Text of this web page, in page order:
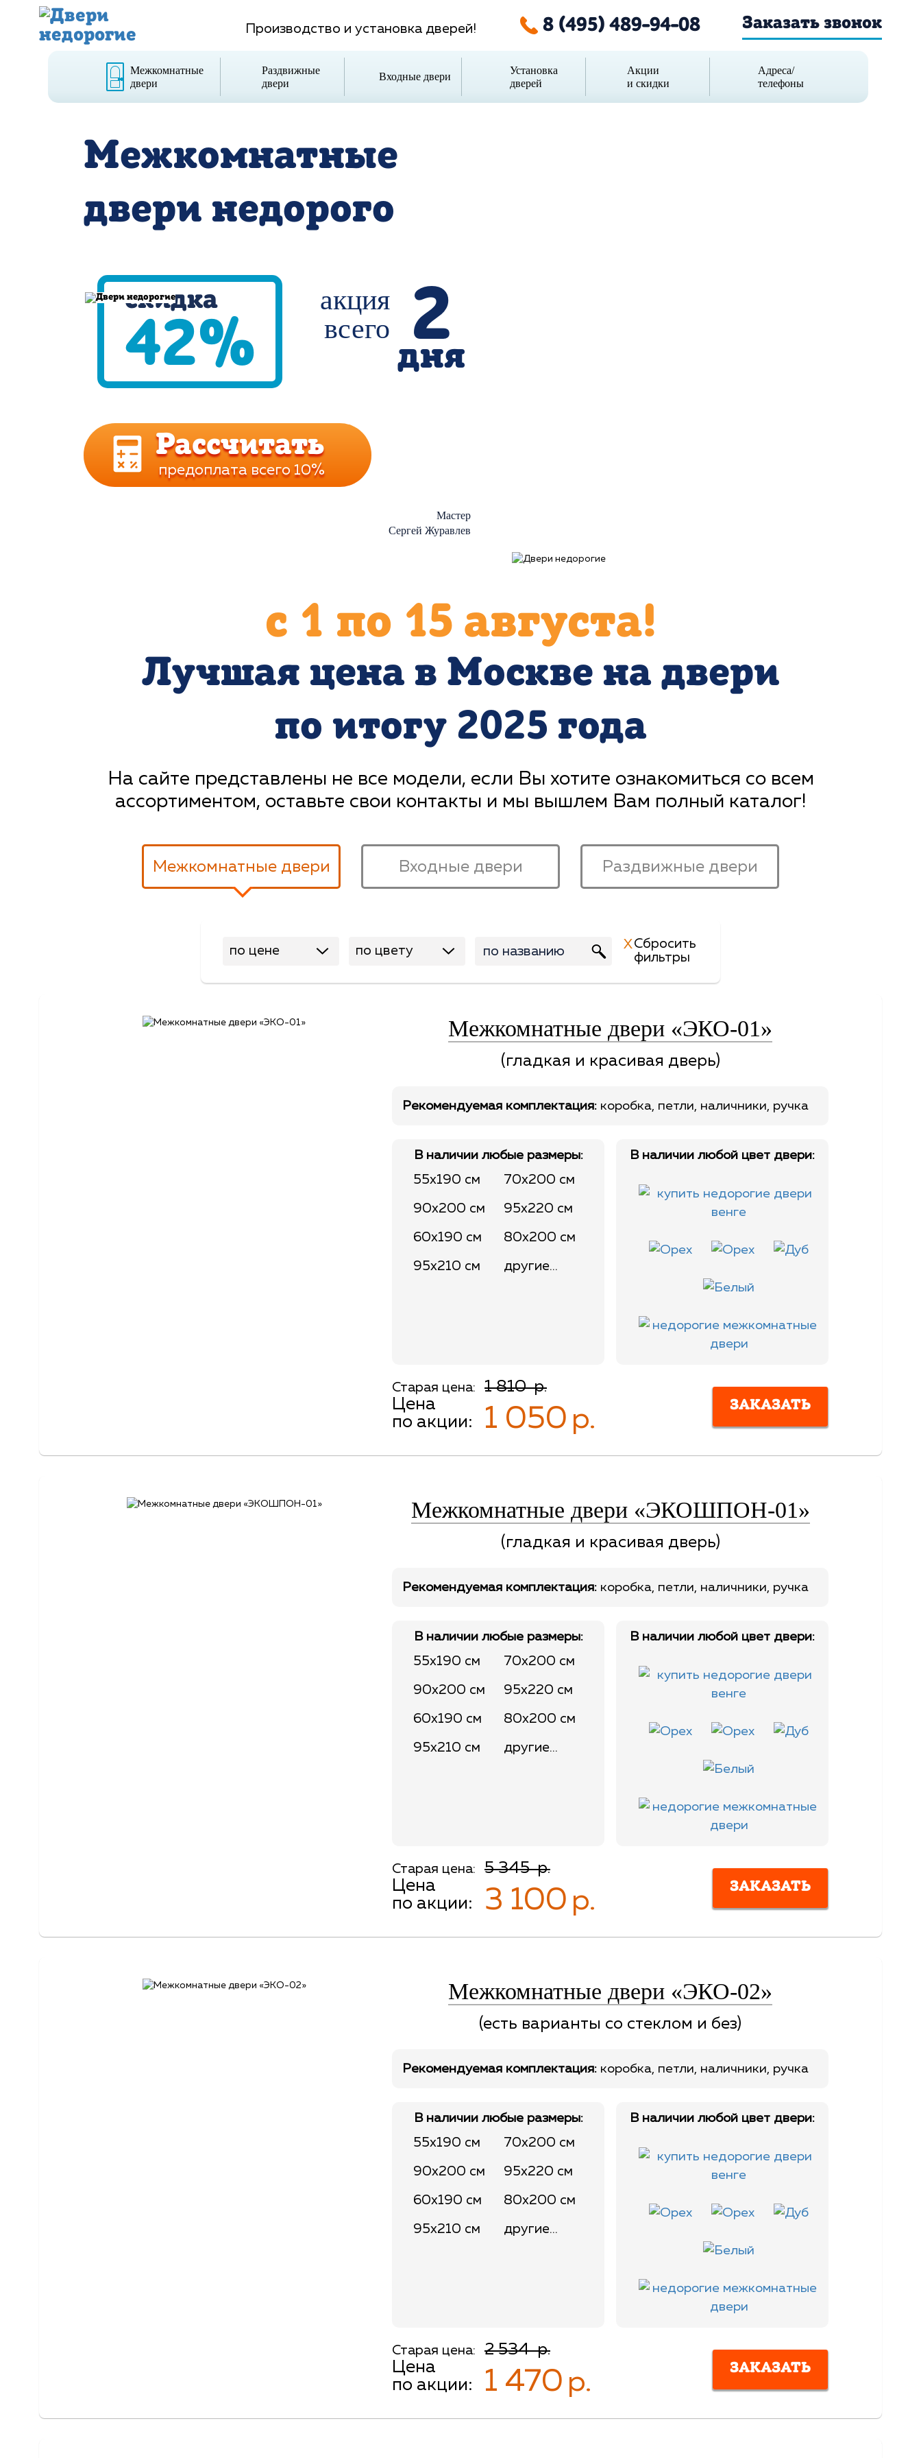
Производство и установка дверей! 8 (495) 489-94-08 Заказать звонок
Межкомнатные
двери
Раздвижные
двери
Входные двери
Установка
дверей
Акции
и скидки
Адреса/
телефоны
Межкомнатные
двери недорого
cкидка
42%
акция
всего
2
дня
Рассчитать
предоплата всего 10%
Мастер
Сергей Журавлев
c 1 по 15 августа!
Лучшая цена в Москве на двери
по итогу 2025 года
На сайте представлены не все модели, если Вы хотите ознакомиться со всем
ассортиментом, оставьте свои контакты и мы вышлем Вам полный каталог!
Межкомнатные двери Входные двери Раздвижные двери
по цене по цвету
Сбросить
фильтры
Межкомнатные двери «ЭКО-01»
(гладкая и красивая дверь)
Рекомендуемая комплектация: коробка, петли, наличники, ручка
В наличии любые размеры:
55x190 см 70x200 см
90x200 см 95x220 см
60x190 см 80x200 см
95x210 см другие...
В наличии любой цвет двери:
Старая цена: 1 810 р.
Цена
по акции:
1 050 р. ЗАКАЗАТЬ
Межкомнатные двери «ЭКОШПОН-01»
(гладкая и красивая дверь)
Рекомендуемая комплектация: коробка, петли, наличники, ручка
В наличии любые размеры:
55x190 см 70x200 см
90x200 см 95x220 см
60x190 см 80x200 см
95x210 см другие...
В наличии любой цвет двери:
Старая цена: 5 345 р.
Цена
по акции:
3 100 р. ЗАКАЗАТЬ
Межкомнатные двери «ЭКО-02»
(есть варианты со стеклом и без)
Рекомендуемая комплектация: коробка, петли, наличники, ручка
В наличии любые размеры:
55x190 см 70x200 см
90x200 см 95x220 см
60x190 см 80x200 см
95x210 см другие...
В наличии любой цвет двери:
Старая цена: 2 534 р.
Цена
по акции:
1 470 р. ЗАКАЗАТЬ